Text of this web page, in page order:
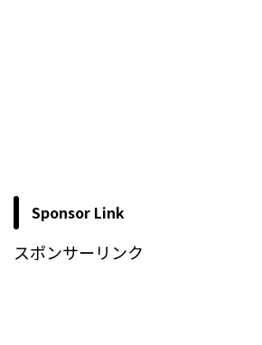
Sponsor Link
スポンサーリンク